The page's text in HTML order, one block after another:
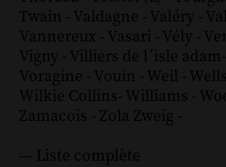
Twain - Valdagne - Valéry -
Vannereux - Vasari - Vély -
Vigny - Villiers de l´isle adam-
Voragine - Vouin - Weil - Wells
Wilkie Collins- Williams -
Zamacoïs - Zola Zweig -
--- Liste complète